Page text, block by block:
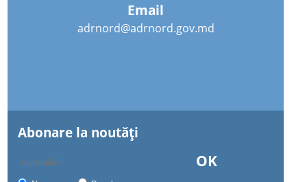
Email
adrnord@adrnord.gov.md
Abonare la noutăţi
OK